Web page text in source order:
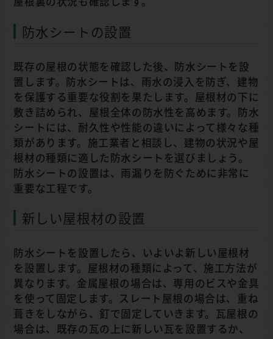
防水シートの設置
既存の屋根の状態を確認した後、防水シートを設
置します。防水シートは、雨水の浸入を防ぎ、建物
を保護する重要な役割を果たします。屋根材の下に
敷き詰められ、屋根全体の防水性を高めます。防水
シートには、耐久性や性能の違いによって様々な種
類があります。施工業者と相談し、建物の状況や屋
根材の種類に適した防水シートを選びましょう。
防水シートの設置は、雨漏りを防ぐために非常に
重要な工程です。
新しい屋根材の設置
防水シートを設置したら、いよいよ新しい屋根材
を設置します。屋根材の種類によって、施工方法が
異なります。金属屋根の場合は、専用のビスや金具
を使って固定します。スレート屋根の場合は、重ね
葺きをしながら、釘で固定していきます。瓦屋根の
場合は、既存の瓦の上に新しい瓦を設置するか、